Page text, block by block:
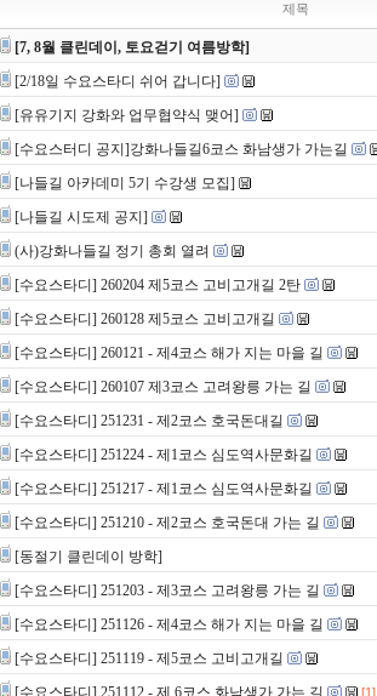
제목
[7, 8월 클린데이, 토요걷기 여름방학]
[2/18일 수요스타디 쉬어 갑니다]
[유유기지 강화와 업무협약식 맺어]
[수요스터디 공지]강화나들길6코스 화남생가 가는길
[나들길 아카데미 5기 수강생 모집]
[나들길 시도제 공지]
(사)강화나들길 정기 총회 열려
[수요스타디] 260204 제5코스 고비고개길 2탄
[수요스타디] 260128 제5코스 고비고개길
[수요스타디] 260121 - 제4코스 해가 지는 마을 길
[수요스타디] 260107 제3코스 고려왕릉 가는 길
[수요스타디] 251231 - 제2코스 호국돈대길
[수요스타디] 251224 - 제1코스 심도역사문화길
[수요스타디] 251217 - 제1코스 심도역사문화길
[수요스타디] 251210 - 제2코스 호국돈대 가는 길
[동절기 클린데이 방학]
[수요스타디] 251203 - 제3코스 고려왕릉 가는 길
[수요스타디] 251126 - 제4코스 해가 지는 마을 길
[수요스타디] 251119 - 제5코스 고비고개길
[수요스타디] 251112 - 제 6코스 화남생가 가는 길 [1]